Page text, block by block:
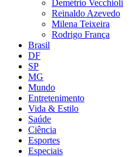
Demétrio Vecchioli
Reinaldo Azevedo
Milena Teixeira
Rodrigo França
Brasil
DF
SP
MG
Mundo
Entretenimento
Vida & Estilo
Saúde
Ciência
Esportes
Especiais